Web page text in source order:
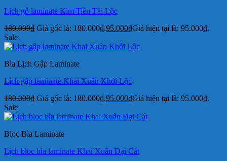
Lịch gỗ laminate Kim Tiền Tài Lộc
180.000₫ Giá gốc là: 180.000₫.95.000₫Giá hiện tại là: 95.000₫.
Sale
Bìa Lịch Gập Laminate
Lịch gập laminate Khai Xuân Khởi Lộc
180.000₫ Giá gốc là: 180.000₫.95.000₫Giá hiện tại là: 95.000₫.
Sale
Bloc Bìa Laminate
Lịch bloc bìa laminate Khai Xuân Đại Cát